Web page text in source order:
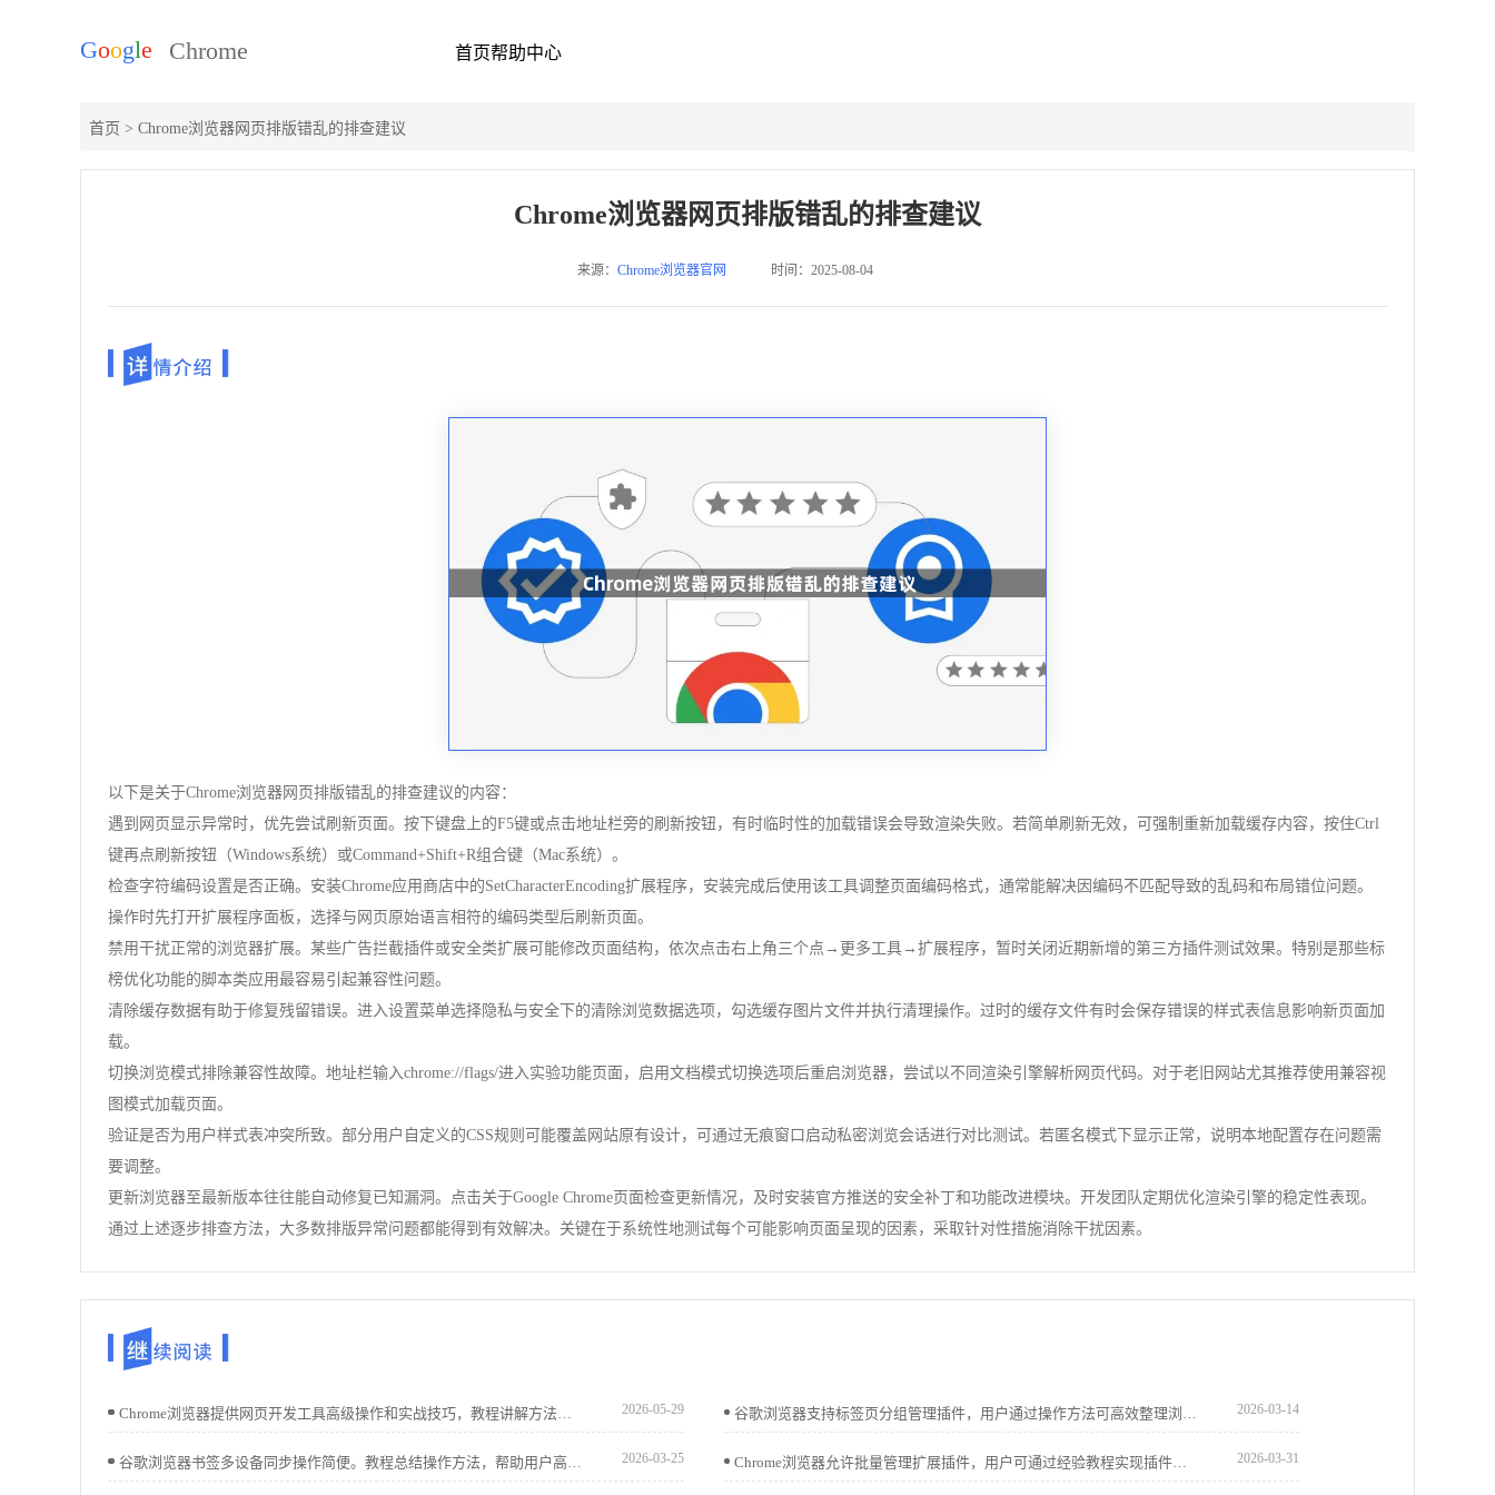
首页帮助中心
首页 > Chrome浏览器网页排版错乱的排查建议
Chrome浏览器网页排版错乱的排查建议
来源： Chrome浏览器官网 时间：2025-08-04
以下是关于Chrome浏览器网页排版错乱的排查建议的内容：
遇到网页显示异常时，优先尝试刷新页面。按下键盘上的F5键或点击地址栏旁的刷新按钮，有时临时性的加载错误会导致渲染失败。若简单刷新无效，可强制重新加载缓存内容，按住Ctrl
键再点刷新按钮（Windows系统）或Command+Shift+R组合键（Mac系统）。
检查字符编码设置是否正确。安装Chrome应用商店中的SetCharacterEncoding扩展程序，安装完成后使用该工具调整页面编码格式，通常能解决因编码不匹配导致的乱码和布局错位问题。
操作时先打开扩展程序面板，选择与网页原始语言相符的编码类型后刷新页面。
禁用干扰正常的浏览器扩展。某些广告拦截插件或安全类扩展可能修改页面结构，依次点击右上角三个点→更多工具→扩展程序，暂时关闭近期新增的第三方插件测试效果。特别是那些标
榜优化功能的脚本类应用最容易引起兼容性问题。
清除缓存数据有助于修复残留错误。进入设置菜单选择隐私与安全下的清除浏览数据选项，勾选缓存图片文件并执行清理操作。过时的缓存文件有时会保存错误的样式表信息影响新页面加
载。
切换浏览模式排除兼容性故障。地址栏输入chrome://flags/进入实验功能页面，启用文档模式切换选项后重启浏览器，尝试以不同渲染引擎解析网页代码。对于老旧网站尤其推荐使用兼容视
图模式加载页面。
验证是否为用户样式表冲突所致。部分用户自定义的CSS规则可能覆盖网站原有设计，可通过无痕窗口启动私密浏览会话进行对比测试。若匿名模式下显示正常，说明本地配置存在问题需
要调整。
更新浏览器至最新版本往往能自动修复已知漏洞。点击关于Google Chrome页面检查更新情况，及时安装官方推送的安全补丁和功能改进模块。开发团队定期优化渲染引擎的稳定性表现。
通过上述逐步排查方法，大多数排版异常问题都能得到有效解决。关键在于系统性地测试每个可能影响页面呈现的因素，采取针对性措施消除干扰因素。
Chrome浏览器提供网页开发工具高级操作和实战技巧，教程讲解方法，帮助开发者优化调试流程，提高网页开发效率。 2026-05-29 谷歌浏览器支持标签页分组管理插件，用户通过操作方法可高效整理浏览内容，提升多任务处理的效率。 2026-03-14
谷歌浏览器书签多设备同步操作简便。教程总结操作方法，帮助用户高效管理收藏夹，实现跨设备同步和快速访问。 2026-03-25 Chrome浏览器允许批量管理扩展插件，用户可通过经验教程实现插件整合和分类，提高操作便捷性和浏览效率。 2026-03-31